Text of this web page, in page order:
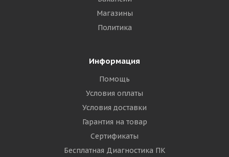
Магазины
Политика
Информация
Помощь
Условия оплаты
Условия доставки
Гарантия на товар
Сертификаты
Бесплатная Диагностика ПК